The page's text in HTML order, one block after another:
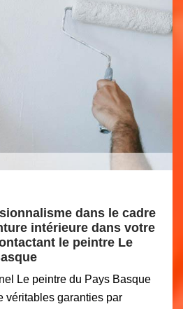
dans le cadre
intérieure dans votre
le peintre Le
Le peintre du Pays Basque
véritables garanties par